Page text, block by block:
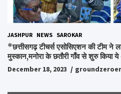
JASHPUR NEWS SAROKAR
*छत्तीसगढ़ टीचर्स एसोसिएशन की टीम ने
मुस्कान,मनोरा के छतौरी गाँव से शुरु किया
December 18, 2023